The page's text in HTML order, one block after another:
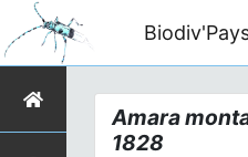
Amara
1828